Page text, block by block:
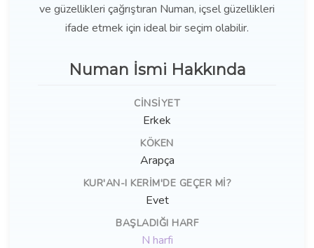
ve güzellikleri çağrıştıran Numan, içsel güzellikleri
ifade etmek için ideal bir seçim olabilir.
Numan İsmi Hakkında
CINSIYET
Erkek
KÖKEN
Arapça
KUR'AN-I KERIM'DE GEÇER MI?
Evet
BAŞLADIĞI HARF
N harfi